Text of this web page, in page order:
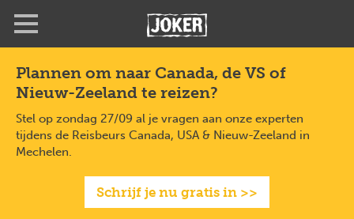
inhoud
gaan
Plannen om naar Canada, de VS of
Nieuw-Zeeland te reizen?
Stel op zondag 27/09 al je vragen aan onze experten
tijdens de Reisbeurs Canada, USA & Nieuw-Zeeland in
Mechelen.
Schrijf je nu gratis in >>